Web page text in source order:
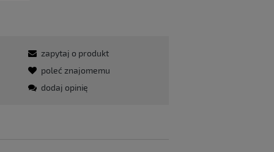
zapytaj o produkt
poleć znajomemu
dodaj opinię